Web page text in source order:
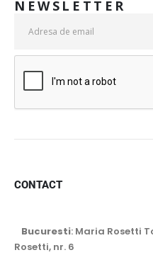
NEWSLETTER
CONTACT
Bucuresti: Maria Rosetti
Rosetti, nr. 6